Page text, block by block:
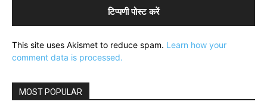
This site uses Akismet to reduce spam. Learn how your
comment data is processed.
MOST POPULAR